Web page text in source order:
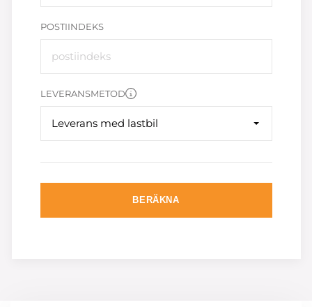
POSTIINDEKS
LEVERANSMETOD
Leverans med lastbil
BERÄKNA